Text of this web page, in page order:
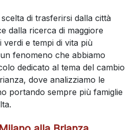
a grandi aree verdi, la
e la disponibilità di servizi
che continuano a incidere
e sulla capacità di un immobile
nel tempo.
e le zone limitrofe al Parco
rappresentare una delle aree